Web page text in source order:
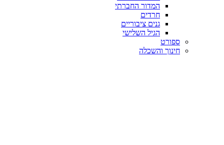
המדור החברתי
חרדים
גנים ציבוריים
הגיל השלישי
ספורט
חינוך והשכלה